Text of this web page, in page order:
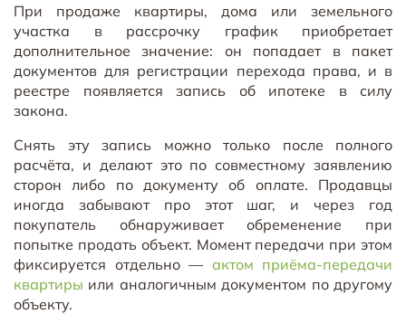
При продаже квартиры, дома или земельного
участка в рассрочку график приобретает
дополнительное значение: он попадает в пакет
документов для регистрации перехода права, и в
реестре появляется запись об ипотеке в силу
закона.
Снять эту запись можно только после полного
расчёта, и делают это по совместному заявлению
сторон либо по документу об оплате. Продавцы
иногда забывают про этот шаг, и через год
покупатель обнаруживает обременение при
попытке продать объект. Момент передачи при этом
фиксируется отдельно — актом приёма-передачи
квартиры или аналогичным документом по другому
объекту.